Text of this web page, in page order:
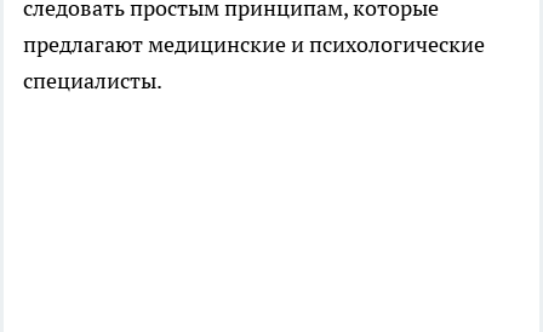
следовать простым принципам, которые
предлагают медицинские и психологические
специалисты.